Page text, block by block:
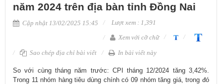
năm 2024 trên địa bàn tỉnh Đồng Nai
Cập nhật 13/02/2025 15:45
Lượt xem : 1,391
Xem với cỡ chữ
Sao chép địa chỉ bài viết In bài viết này
​So với cùng tháng năm trước: CPI tháng 12/2024 tăng 3,42%.
Trong 11 nhóm hàng tiêu dùng chính có 09 nhóm tăng giá, trong đó